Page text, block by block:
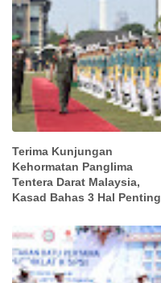
Terima Kunjungan
Kehormatan Panglima
Tentera Darat Malaysia,
Kasad Bahas 3 Hal Penting